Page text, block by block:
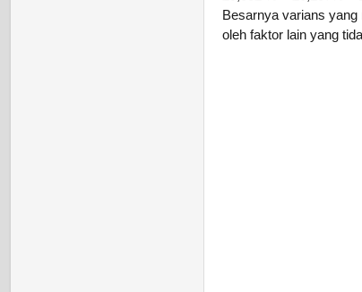
Besarnya varians
oleh faktor lain yang